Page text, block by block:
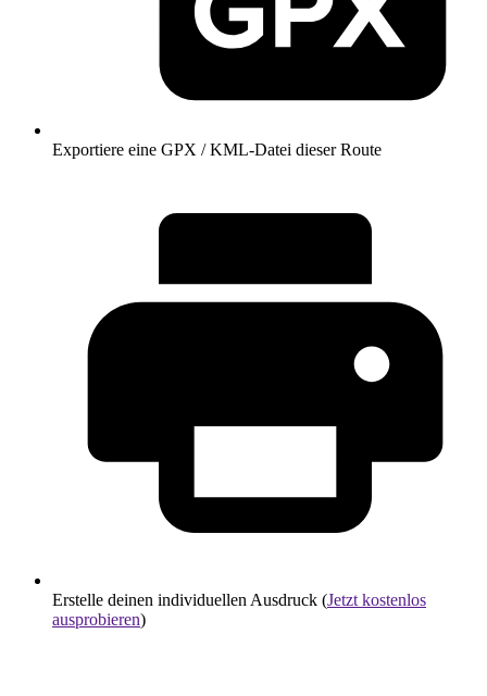
Exportiere eine GPX / KML-Datei dieser Route
Erstelle deinen individuellen Ausdruck (Jetzt kostenlos
ausprobieren)